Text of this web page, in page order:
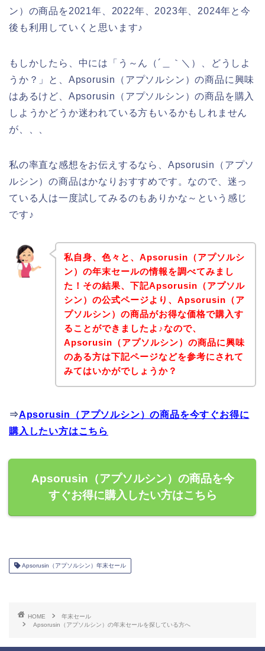
ン）の商品を2021年、2022年、2023年、2024年と今
後も利用していくと思います♪
もしかしたら、中には「う～ん（´＿｀＼）、どうしよ
うか？」と、Apsorusin（アプソルシン）の商品に興味
はあるけど、Apsorusin（アプソルシン）の商品を購入
しようかどうか迷われている方もいるかもしれません
が、、、
私の率直な感想をお伝えするなら、Apsorusin（アプソ
ルシン）の商品はかなりおすすめです。なので、迷っ
ている人は一度試してみるのもありかな～という感じ
です♪
私自身、色々と、Apsorusin（アプソルシ
ン）の年末セールの情報を調べてみまし
た！その結果、下記Apsorusin（アプソル
シン）の公式ページより、Apsorusin（ア
プソルシン）の商品がお得な価格で購入す
ることができましたよ♪なので、
Apsorusin（アプソルシン）の商品に興味
のある方は下記ページなどを参考にされて
みてはいかがでしょうか？
⇒Apsorusin（アプソルシン）の商品を今すぐお得に
購入したい方はこちら
Apsorusin（アプソルシン）の商品を今
すぐお得に購入したい方はこちら
Apsorusin（アプソルシン）年末セール
HOME
年末セール
Apsorusin（アプソルシン）の年末セールを探している方へ